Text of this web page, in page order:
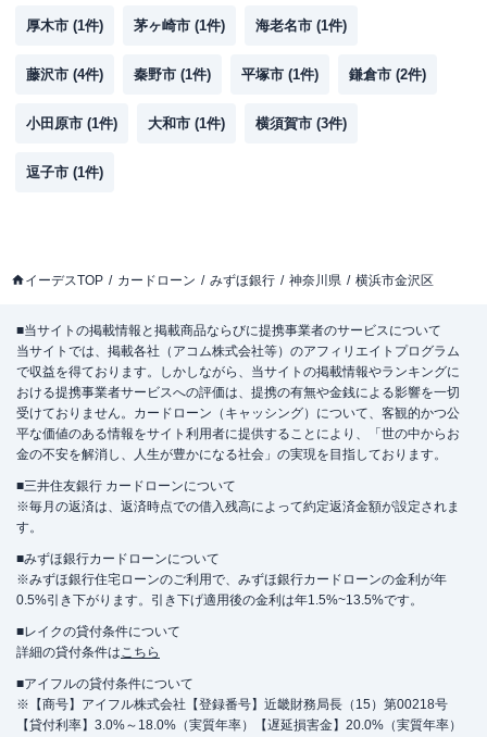
厚木市 (1件) 茅ヶ崎市 (1件) 海老名市 (1件)
藤沢市 (4件) 秦野市 (1件) 平塚市 (1件) 鎌倉市 (2件)
小田原市 (1件) 大和市 (1件) 横須賀市 (3件)
逗子市 (1件)
イーデスTOP カードローン みずほ銀行 神奈川県 横浜市金沢区
■当サイトの掲載情報と掲載商品ならびに提携事業者のサービスについて
当サイトでは、掲載各社（アコム株式会社等）のアフィリエイトプログラム
で収益を得ております。しかしながら、当サイトの掲載情報やランキングに
おける提携事業者サービスへの評価は、提携の有無や金銭による影響を一切
受けておりません。カードローン（キャッシング）について、客観的かつ公
平な価値のある情報をサイト利用者に提供することにより、「世の中からお
金の不安を解消し、人生が豊かになる社会」の実現を目指しております。
■三井住友銀行 カードローンについて
※毎月の返済は、返済時点での借入残高によって約定返済金額が設定されま
す。
■みずほ銀行カードローンについて
※みずほ銀行住宅ローンのご利用で、みずほ銀行カードローンの金利が年
0.5%引き下がります。引き下げ適用後の金利は年1.5%~13.5%です。
■レイクの貸付条件について
詳細の貸付条件はこちら
■アイフルの貸付条件について
※【商号】アイフル株式会社【登録番号】近畿財務局長（15）第00218号
【貸付利率】3.0%～18.0%（実質年率）【遅延損害金】20.0%（実質年率）